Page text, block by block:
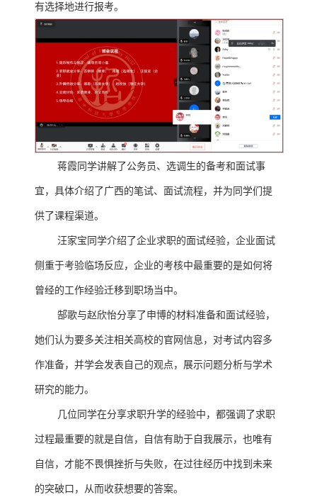
有选择地进行报考。
蒋霞同学讲解了公务员、选调生的备考和面试事
宜，具体介绍了广西的笔试、面试流程，并为同学们提
供了课程渠道。
汪家宝同学介绍了企业求职的面试经验，企业面试
侧重于考验临场反应，企业的考核中最重要的是如何将
曾经的工作经验迁移到职场当中。
郜歌与赵欣怡分享了申博的材料准备和面试经验，
她们认为要多关注相关高校的官网信息，对考试内容多
作准备，并学会发表自己的观点，展示问题分析与学术
研究的能力。
几位同学在分享求职升学的经验中，都强调了求职
过程最重要的就是自信，自信有助于自我展示，也唯有
自信，才能不畏惧挫折与失败，在过往经历中找到未来
的突破口，从而收获想要的答案。